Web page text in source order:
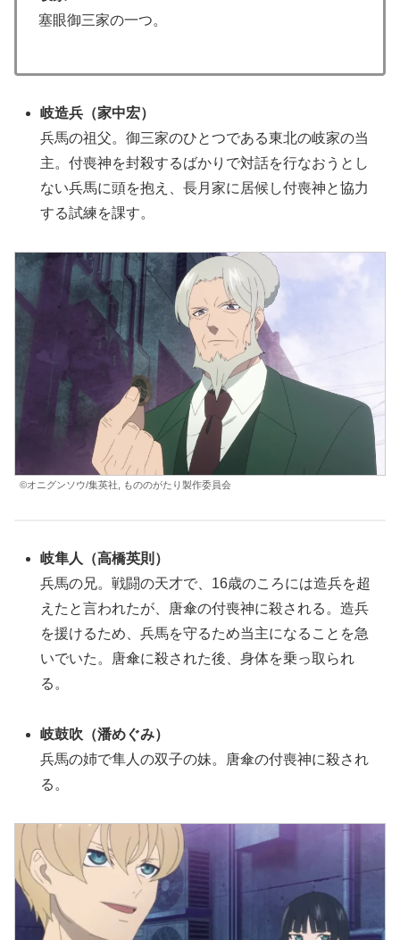
塞眼御三家の一つ。
岐造兵 （家中宏）
兵馬の祖父。御三家のひとつである東北の岐家の当
主。付喪神を封殺するばかりで対話を行なおうとし
ない兵馬に頭を抱え、長月家に居候し付喪神と協力
する試練を課す。
©オニグンソウ/集英社, もののがたり製作委員会
岐隼人
（高橋英則）
兵馬の兄。戦闘の天才で、16歳のころには造兵を超
えたと言われたが、唐傘の付喪神に殺される。造兵
を援けるため、兵馬を守るため当主になることを急
いでいた。唐傘に殺された後、身体を乗っ取られ
る。
岐鼓吹（潘めぐみ）
兵馬の姉で隼人の双子の妹。唐傘の付喪神に殺され
る。